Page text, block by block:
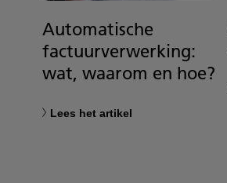
Automatische
factuurverwerking:
wat, waarom en hoe?
Lees het artikel